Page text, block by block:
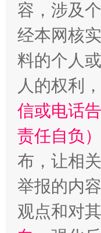
容，涉及
经本网核
料的个人
人的权利
信或电话
责任自负）
布，让相
举报的内
观点和对